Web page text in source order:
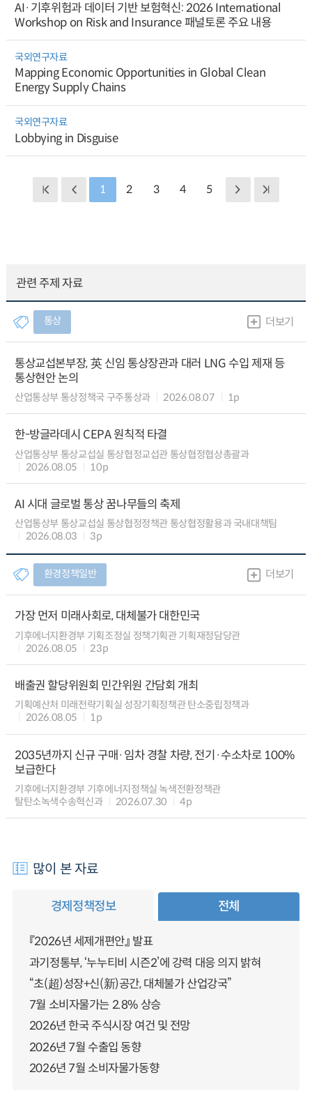
AI·기후위험과 데이터 기반 보험혁신: 2026 International
Workshop on Risk and Insurance 패널토론 주요 내용
국외연구자료
Mapping Economic Opportunities in Global Clean
Energy Supply Chains
국외연구자료
Lobbying in Disguise
1 2 3 4 5
관련 주제 자료
통상 더보기
통상교섭본부장, 英 신임 통상장관과 대러 LNG 수입 제재 등
통상현안 논의
산업통상부 통상정책국 구주통상과 2026.08.07 1p
한-방글라데시 CEPA 원칙적 타결
산업통상부 통상교섭실 통상협정교섭관 통상협정협상총괄과
2026.08.05
10p
AI 시대 글로벌 통상 꿈나무들의 축제
산업통상부 통상교섭실 통상협정정책관 통상협정활용과 국내대책팀
2026.08.03
3p
환경정책일반 더보기
가장 먼저 미래사회로, 대체불가 대한민국
기후에너지환경부 기획조정실 정책기획관 기획재정담당관
2026.08.05
23p
배출권 할당위원회 민간위원 간담회 개최
기획예산처 미래전략기획실 성장기획정책관 탄소중립정책과
2026.08.05
1p
2035년까지 신규 구매·임차 경찰 차량, 전기·수소차로 100%
보급한다
기후에너지환경부 기후에너지정책실 녹색전환정책관
탈탄소녹색수송혁신과
2026.07.30 4p
많이 본 자료
경제정책정보 전체
『2026년 세제개편안』 발표
과기정통부, ‘누누티비 시즌2’에 강력 대응 의지 밝혀
“초(超)성장+신(新)공간, 대체불가 산업강국”
7월 소비자물가는 2.8% 상승
2026년 한국 주식시장 여건 및 전망
2026년 7월 수출입 동향
2026년 7월 소비자물가동향